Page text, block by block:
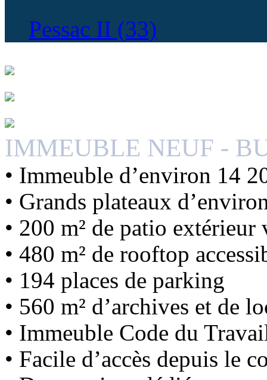
Pessac II (33)
IMMEUBLE NEUF -
• Immeuble d’environ 14
• Grands plateaux
• 200 m² de patio extérieur
• 480 m² de rooftop
• 194 places de parking
• 560 m² d’archives et de
• Immeuble Code du
• Facile d’accès depuis le